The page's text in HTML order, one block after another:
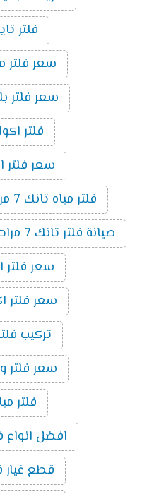
فلتر
سعر فلتر مياه 7
سعر فلتر بلو
فلتر اكوا
سعر فلتر
فلتر مياه تانك 7 مراحل
صيانة فلتر تانك 7 مراحل
سعر فلتر
سعر فلتر
تركيب فلتر 7 مراحل
سعر فلتر ووتر
فلتر
افضل انواع
قطع غيار فلتر